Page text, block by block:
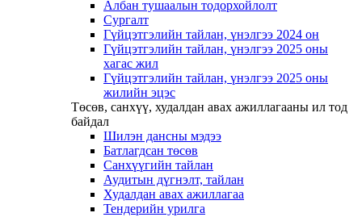
Албан тушаалын тодорхойлолт
Сургалт
Гүйцэтгэлийн тайлан, үнэлгээ 2024 он
Гүйцэтгэлийн тайлан, үнэлгээ 2025 оны
хагас жил
Гүйцэтгэлийн тайлан, үнэлгээ 2025 оны
жилийн эцэс
Төсөв, санхүү, худалдан авах ажиллагааны ил тод
байдал
Шилэн дансны мэдээ
Батлагдсан төсөв
Санхүүгийн тайлан
Аудитын дүгнэлт, тайлан
Худалдан авах ажиллагаа
Тендерийн урилга